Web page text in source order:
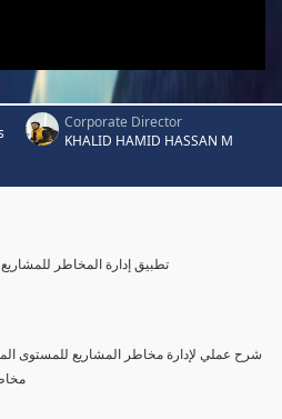
Corporate Director
KHALID HAMID HASSAN M
Practice Managing Project Risks تطبيق إدارة المخاطر للمشاريع
شرح عملي لإدارة مخاطر المشاريع للمستوى